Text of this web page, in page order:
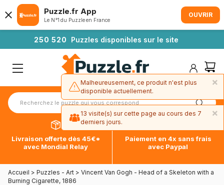
250 520 Puzzles disponibles sur le site
Livraison offerte dès 45€*
avec Mondial Relay
Paiement en 4x sans frais
avec Paypal
Accueil > Puzzles - Art > Vincent Van Gogh - Head of a Skeleton with a
Burning Cigarette, 1886
×
Malheureusement, ce produit n'est plus
disponible actuellement.
Puzzle.fr App
Le N°1 du Puzzle en France
OUVRIR
×
13 visite(s) sur cette page au cours des 7
derniers jours.